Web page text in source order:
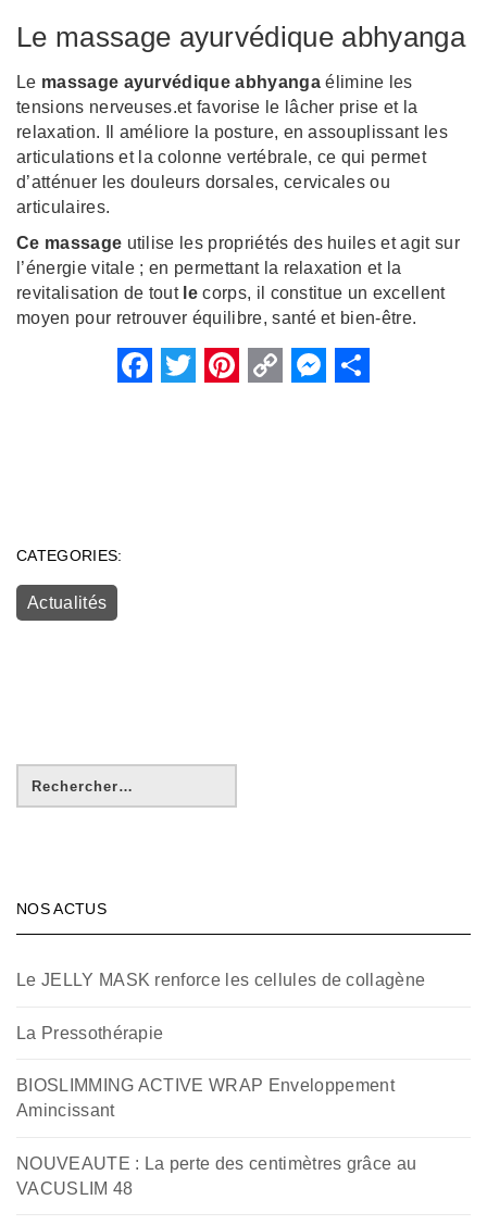
Le massage ayurvédique abhyanga
Le massage ayurvédique abhyangaélimine les
tensions nerveuses.et favorise le lâcher prise et la
relaxation. Il améliore la posture, en assouplissant les
articulations et la colonne vertébrale, ce qui permet
d’atténuer les douleurs dorsales, cervicales ou
articulaires.
Ce massage utilise les propriétés des huiles et agit sur
l’énergie vitale ; en permettant la relaxation et la
revitalisation de tout le corps, il constitue un excellent
moyen pour retrouver équilibre, santé et bien-être.
CATEGORIES:
Actualités
NOS ACTUS
Le JELLY MASK renforce les cellules de collagène
La Pressothérapie
BIOSLIMMING ACTIVE WRAP Enveloppement
Amincissant
NOUVEAUTE : La perte des centimètres grâce au
VACUSLIM 48